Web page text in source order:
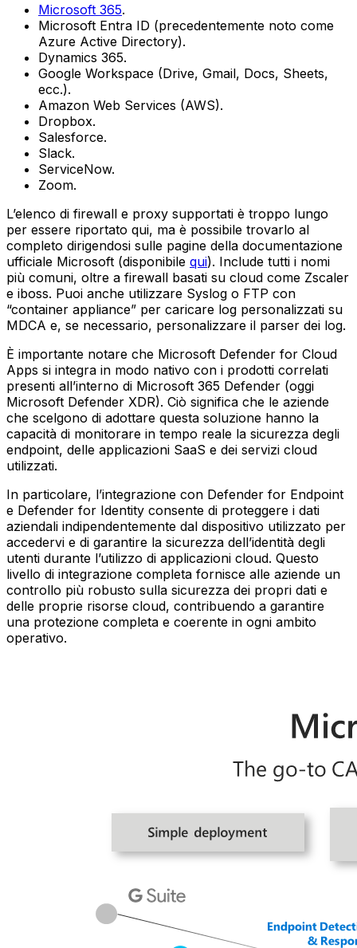
Microsoft 365.
Microsoft Entra ID (precedentemente noto come
Azure Active Directory).
Dynamics 365.
Google Workspace (Drive, Gmail, Docs, Sheets,
ecc.).
Amazon Web Services (AWS).
Dropbox.
Salesforce.
Slack.
ServiceNow.
Zoom.
L’elenco di firewall e proxy supportati è troppo lungo
per essere riportato qui, ma è possibile trovarlo al
completo dirigendosi sulle pagine della documentazione
ufficiale Microsoft (disponibile qui). Include tutti i nomi
più comuni, oltre a firewall basati su cloud come Zscaler
e iboss. Puoi anche utilizzare Syslog o FTP con
“container appliance” per caricare log personalizzati su
MDCA e, se necessario, personalizzare il parser dei log.
È importante notare che Microsoft Defender for Cloud
Apps si integra in modo nativo con i prodotti correlati
presenti all’interno di Microsoft 365 Defender (oggi
Microsoft Defender XDR). Ciò significa che le aziende
che scelgono di adottare questa soluzione hanno la
capacità di monitorare in tempo reale la sicurezza degli
endpoint, delle applicazioni SaaS e dei servizi cloud
utilizzati.
In particolare, l’integrazione con Defender for Endpoint
e Defender for Identity consente di proteggere i dati
aziendali indipendentemente dal dispositivo utilizzato per
accedervi e di garantire la sicurezza dell’identità degli
utenti durante l’utilizzo di applicazioni cloud. Questo
livello di integrazione completa fornisce alle aziende un
controllo più robusto sulla sicurezza dei propri dati e
delle proprie risorse cloud, contribuendo a garantire
una protezione completa e coerente in ogni ambito
operativo.